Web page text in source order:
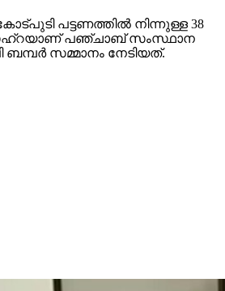
പട്ടണത്തില്‍ നിന്നുള്ള 38
പഞ്ചാബ് സംസ്ഥാന
ബമ്പര്‍ സമ്മാനം നേടിയത്.